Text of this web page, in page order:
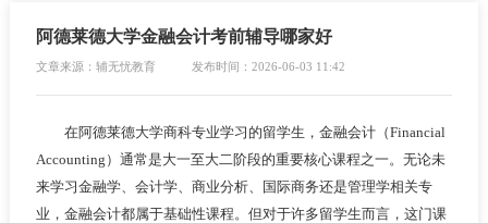
阿德莱德大学金融会计考前辅导哪家好
文章来源：辅无忧教育 发布时间：2026-06-03 11:42
在阿德莱德大学商科专业学习的留学生，金融会计（Financial
Accounting）通常是大一至大二阶段的重要核心课程之一。无论未
来学习金融学、会计学、商业分析、国际商务还是管理学相关专
业，金融会计都属于基础性课程。但对于许多留学生而言，这门课